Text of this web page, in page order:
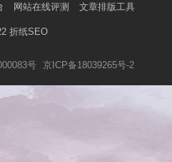
网站在线评测 文章排版工具
折纸SEO
号 京ICP备18039265号-2